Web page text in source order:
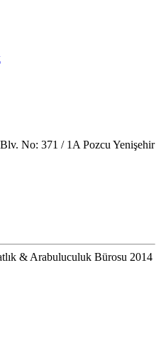
No: 371 / 1A Pozcu Yenişehir
& Arabuluculuk Bürosu 2014